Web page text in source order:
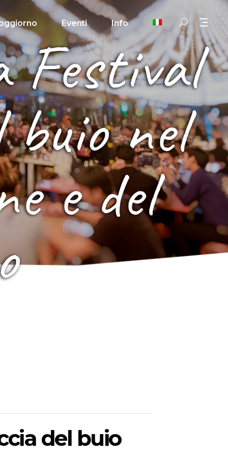
Eventi Info
Festival
nel
e del
del buio